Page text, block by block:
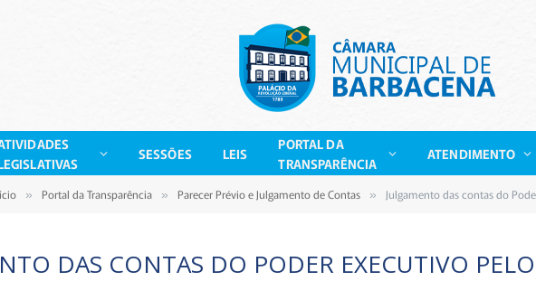
SESSÕES LEIS
PORTAL DA
TRANSPARÊNCIA
ATENDIMENTO
» Portal da Transparência » Parecer Prévio e Julgamento de Contas » Julgamento das contas do
DAS CONTAS DO PODER EXECUTIVO